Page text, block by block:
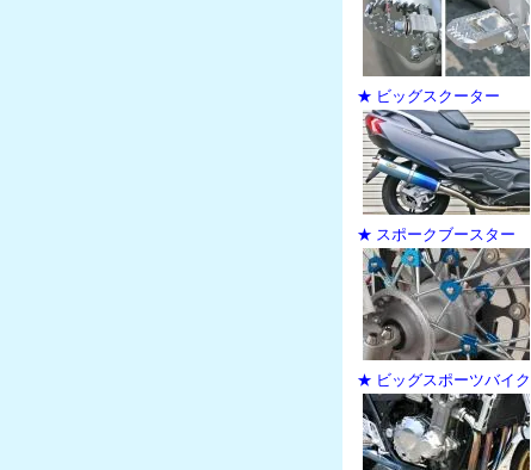
★ ビッグスクーター
★ スポークブースター
★ ビッグスポーツバイク